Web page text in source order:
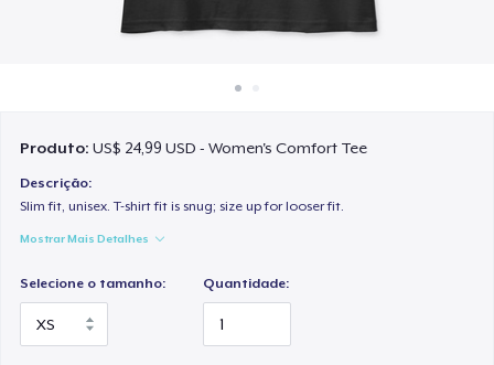
Produto:US$ 24,99 USD - Women's Comfort Tee
Descrição:
Slim fit, unisex. T-shirt fit is snug; size up for looser fit.
Mostrar Mais Detalhes
Selecione o tamanho: Quantidade: